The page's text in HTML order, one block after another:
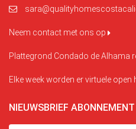
Neem contact met ons op
Plattegrond Condado de Alhama
Elke week worden er virtuele
NIEUWSBRIEF ABONNEMENT